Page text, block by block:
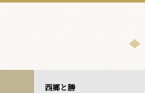
西郷と勝